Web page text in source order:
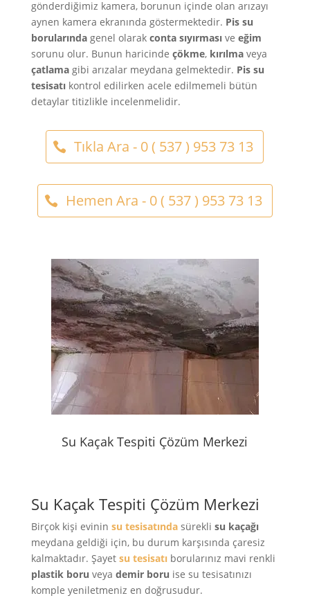
gönderdiğimiz kamera, borunun içinde olan arızayı
aynen kamera ekranında göstermektedir. Pis su
borularındagenel olarak conta sıyırmasıve eğim
sorunu olur. Bunun haricinde çökme, kırılmaveya
çatlamagibi arızalar meydana gelmektedir. Pis su
tesisatıkontrol edilirken acele edilmemeli bütün
detaylar titizlikle incelenmelidir.
Tıkla Ara - 0 ( 537 ) 953 73 13
Hemen Ara - 0 ( 537 ) 953 73 13
Su Kaçak Tespiti Çözüm Merkezi
Su Kaçak Tespiti Çözüm Merkezi
Birçok kişi evinin su tesisatındasürekli su kaçağı
meydana geldiği için, bu durum karşısında çaresiz
kalmaktadır. Şayet su tesisatıborularınız mavi renkli
plastik boru veya demir boru ise su tesisatınızı
komple yeniletmeniz en doğrusudur.